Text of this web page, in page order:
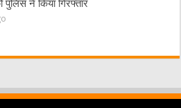
पुलिस ने किया गिरफ्तार